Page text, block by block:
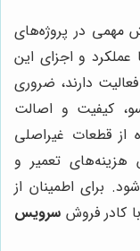
مهمی در پروژه‌های
عملکرد و اجزای این
دارند، ضروری
کیفیت و اصالت
از قطعات غیراصلی
هزینه‌های تعمیر و
برای اطمینان از
کادر فروش سرویس